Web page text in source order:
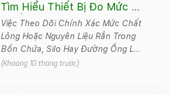
Tìm Hiểu Thiết Bị Đo Mức Và
Lợi Ích Sử Dụng Trong Công
Nghiệp
Việc Theo Dõi Chính Xác Mức Chất
Lỏng Hoặc Nguyên Liệu Rắn Trong
Bồn Chứa, Silo Hay Đường Ống Là
Yếu Tố Không Thể Thiếu Để Đảm
(Khoảng 10 tháng trước)